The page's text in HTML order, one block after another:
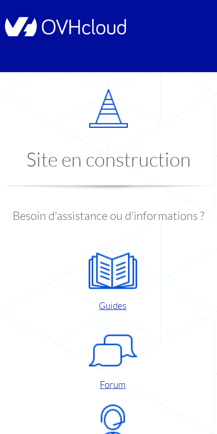
Site en construction
Besoin d'assistance ou d'informations ?
Guides
Forum